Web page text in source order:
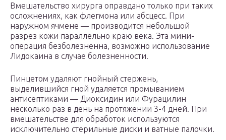
Вмешательство хирурга оправдано только при таких
осложнениях, как флегмона или абсцесс. При
наружном ячмене — производится небольшой
разрез кожи параллельно краю века. Эта мини-
операция безболезненна, возможно использование
Лидокаина в случае болезненности.
Пинцетом удаляют гнойный стержень,
выделившийся гной удаляется промыванием
антисептиками — Диоксидин или Фурацилин
несколько раз в день на протяжении 3-4 дней. При
вмешательстве для обработок используются
исключительно стерильные диски и ватные палочки.